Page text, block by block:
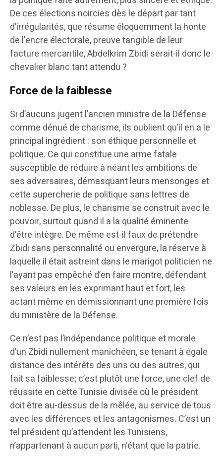
De ces élections noircies dès le départ par tant
d’irrégularités, que résume éloquemment la honte
de l’encre électorale, preuve tangible de leur
facture mercantile, Abdelkrim Zbidi serait-il donc le
chevalier blanc tant attendu ?
Force de la faiblesse
Si d’aucuns jugent l’ancien ministre de la Défense
comme dénué de charisme, ils oublient qu’il en a le
principal ingrédient : son éthique personnelle et
politique. Ce qui constitue une arme fatale
susceptible de réduire à néant les ambitions de
ses adversaires, démasquant leurs mensonges et
cette supercherie de politique sans lettres de
noblesse. De plus, le charisme se construit avec le
pouvoir, surtout quand il a la qualité éminente
d’être intègre. De même est-il faux de prétendre
Zbidi sans personnalité ou envergure, la réserve à
laquelle il était astreint dans le marigot politicien ne
l’ayant pas empêché d’en faire montre, défendant
ses valeurs en les exprimant haut et fort, les
actant même en démissionnant une première fois
du ministère de la Défense.
Ce n’est pas l’indépendance politique et morale
d’un Zbidi nullement manichéen, se tenant à égale
distance des intérêts des uns ou des autres, qui
fait sa faiblesse; c’est plutôt une force, une clef de
réussite en cette Tunisie divisée où le président
doit être au-dessus de la mêlée, au service de tous
avec les différences et les antagonismes. C’est un
tel président qu’attendent les Tunisiens,
n’appartenant à aucun parti, n’étant que la patrie.